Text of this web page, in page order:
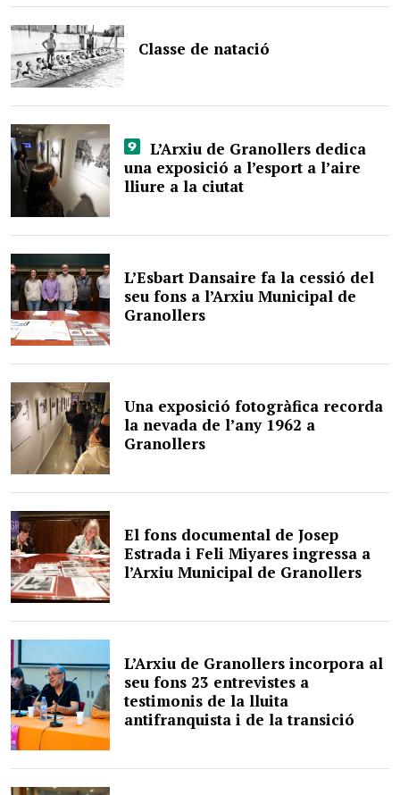
Classe de natació
L’Arxiu de Granollers dedica
una exposició a l’esport a l’aire
lliure a la ciutat
L’Esbart Dansaire fa la cessió del
seu fons a l’Arxiu Municipal de
Granollers
Una exposició fotogràfica recorda
la nevada de l’any 1962 a
Granollers
El fons documental de Josep
Estrada i Feli Miyares ingressa a
l’Arxiu Municipal de Granollers
L’Arxiu de Granollers incorpora al
seu fons 23 entrevistes a
testimonis de la lluita
antifranquista i de la transició